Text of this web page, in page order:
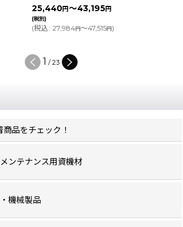
25,440円～43,195円
(税別)
(税込: 27,984円～47,515円)
1 / 23
品をチェック！
ンテナンス用資機材
機械製品